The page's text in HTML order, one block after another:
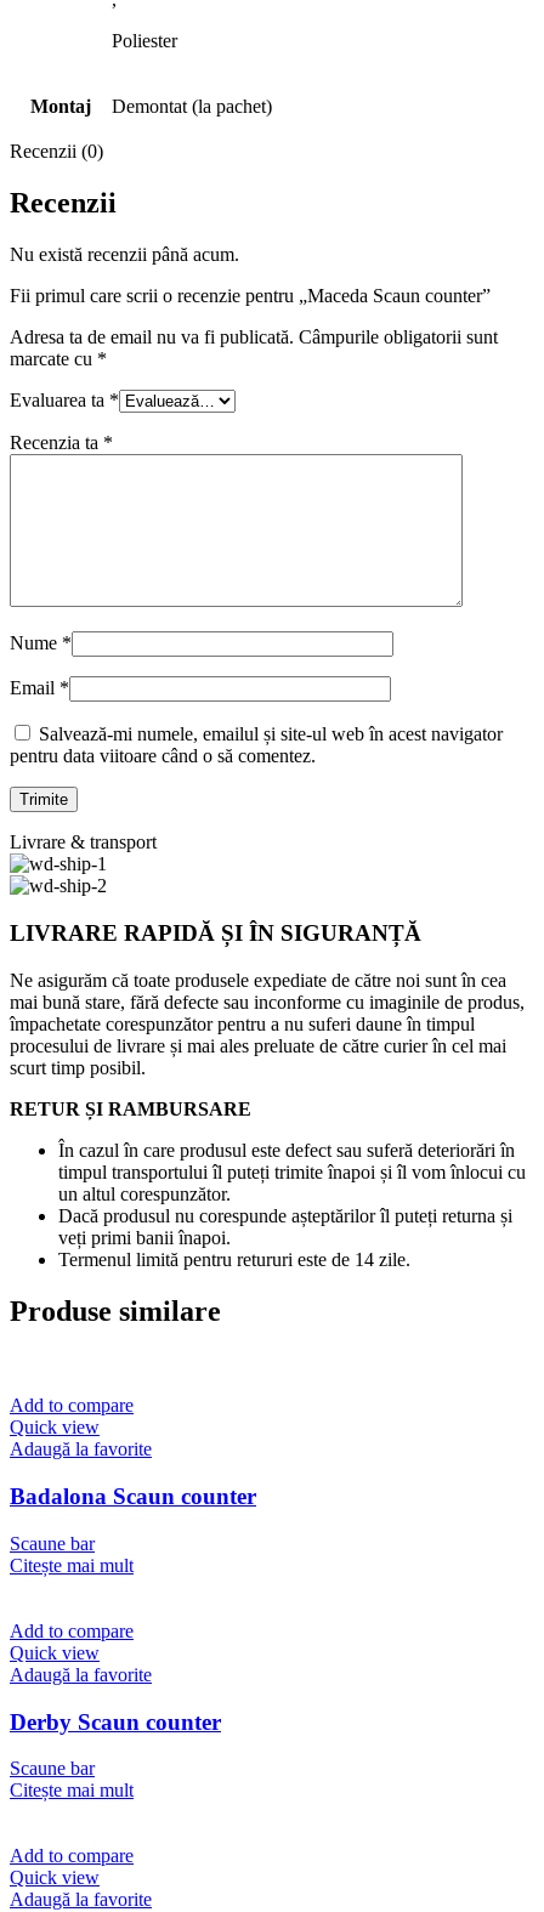
Poliester
Montaj Demontat (la pachet)
Recenzii (0)
Recenzii
Nu există recenzii până acum.
Fii primul care scrii o recenzie pentru „Maceda Scaun counter”
Adresa ta de email nu va fi publicată. Câmpurile obligatorii sunt
marcate cu *
Evaluarea ta *
Recenzia ta *
Nume *
Email *
Salvează-mi numele, emailul și site-ul web în acest navigator
pentru data viitoare când o să comentez.
Livrare & transport
LIVRARE RAPIDĂ ȘI ÎN SIGURANȚĂ
Ne asigurăm că toate produsele expediate de către noi sunt în cea
mai bună stare, fără defecte sau inconforme cu imaginile de produs,
împachetate corespunzător pentru a nu suferi daune în timpul
procesului de livrare și mai ales preluate de către curier în cel mai
scurt timp posibil.
RETUR ȘI RAMBURSARE
În cazul în care produsul este defect sau suferă deteriorări în
timpul transportului îl puteți trimite înapoi și îl vom înlocui cu
un altul corespunzător.
Dacă produsul nu corespunde așteptărilor îl puteți returna și
veți primi banii înapoi.
Termenul limită pentru retururi este de 14 zile.
Produse similare
Add to compare
Quick view
Adaugă la favorite
Badalona Scaun counter
Scaune bar
Citește mai mult
Add to compare
Quick view
Adaugă la favorite
Derby Scaun counter
Scaune bar
Citește mai mult
Add to compare
Quick view
Adaugă la favorite